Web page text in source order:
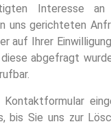
Interesse
uns gerichteten
auf Ihrer
abgefragt
bis Sie uns zur